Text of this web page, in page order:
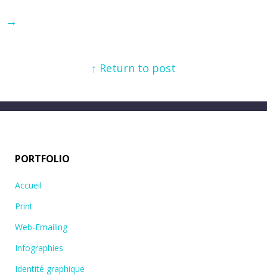
→
↑ Return to post
PORTFOLIO
Accueil
Print
Web-Emailing
Infographies
Identité graphique